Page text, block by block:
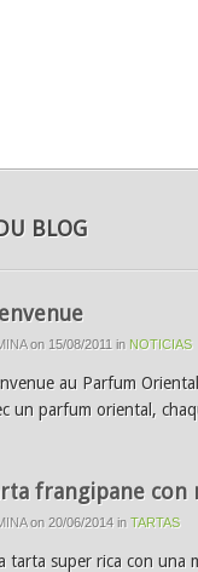
BLOG
on 15/08/2011 in NOTICIAS
au Parfum
un parfum oriental,
frangipane con
on 20/06/2014 in TARTAS
tarta super rica con una